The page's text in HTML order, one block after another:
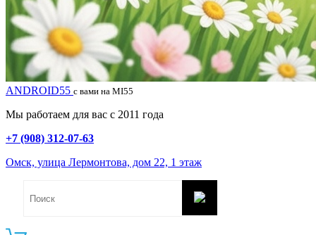
ANDROID55 с вами на MI55
Мы работаем для вас с 2011 года
+7 (908) 312-07-63
Омск, улица Лермонтова, дом 22, 1 этаж